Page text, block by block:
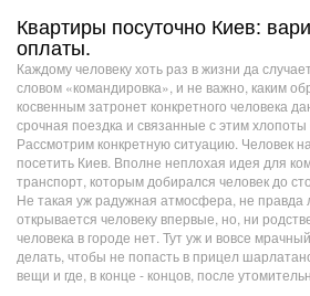
Квартиры посуточно Киев:
оплаты.
Каждому человеку хоть раз в жизни да
словом «командировка», и не важно, каким
косвенным затронет конкретного человека
срочная поездка и связанные с этим хлопоты
Рассмотрим конкретную ситуацию. Человек
посетить Киев. Вполне неплохая идея для
транспорт, которым добирался человек до
Не такая уж радужная атмосфера, не правда
открывается человеку впервые, но, ни
человека в городе нет. Тут уж и вовсе
делать, чтобы не попасть в прицел
вещи и где, в конце - концов, после